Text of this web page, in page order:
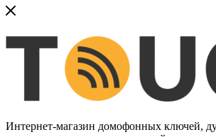
Интернет-магазин домофонных ключей,